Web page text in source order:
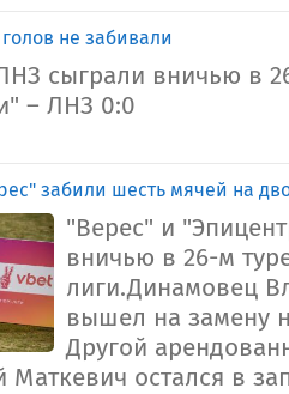
не забивали
сыграли вничью в
– ЛНЗ 0:0
забили шесть мячей на
"Верес" и
вничью в 26-м
лиги.Динамовец
вышел на замену
Другой
Маткевич остался в